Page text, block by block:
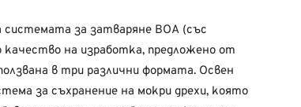
за затваряне BOA (със
на изработка, предложено от
в три различни формата. Освен
за съхранение на мокри дрехи, която